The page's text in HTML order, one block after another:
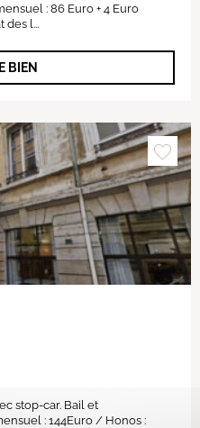
: 86 Euro + 4 Euro
des l...
BIEN
stop-car. Bail et
: 144Euro / Honos :